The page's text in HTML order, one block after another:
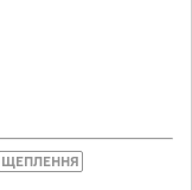
ЩЕПЛЕННЯ